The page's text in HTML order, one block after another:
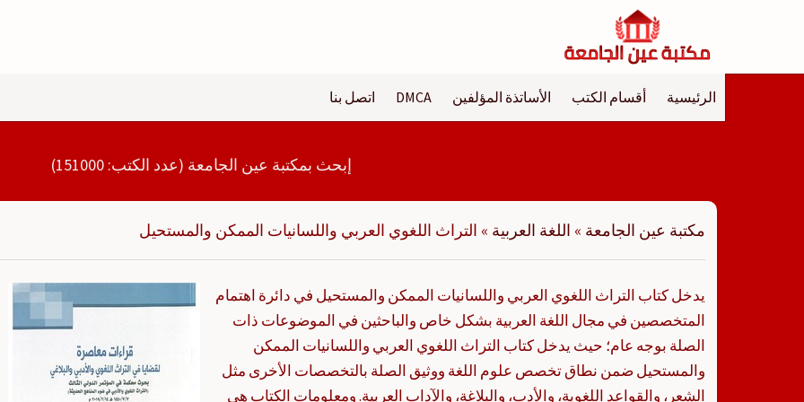
الرئيسية أقسام الكتب الأساتذة المؤلفين DMCA اتصل بنا
إبحث بمكتبة عين الجامعة (عدد الكتب: 151000)
مكتبة عين الجامعة » اللغة العربية » التراث اللغوي العربي واللسانيات الممكن والمستحيل
يدخل كتاب التراث اللغوي العربي واللسانيات الممكن والمستحيل في دائرة اهتمام
المتخصصين في مجال اللغة العربية بشكل خاص والباحثين في الموضوعات ذات
الصلة بوجه عام؛ حيث يدخل كتاب التراث اللغوي العربي واللسانيات الممكن
والمستحيل ضمن نطاق تخصص علوم اللغة ووثيق الصلة بالتخصصات الأخرى مثل
الشعر، والقواعد اللغوية، والأدب، والبلاغة، والآداب العربية. ومعلومات الكتاب هي